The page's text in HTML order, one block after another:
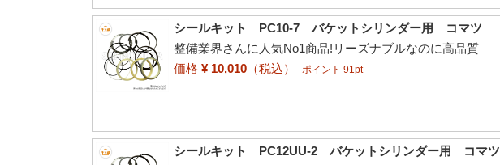
シールキット PC10-7 バケットシリンダー用 コマツ
整備業界さんに人気No1商品!リーズナブルなのに高品質
価格 ¥ 10,010 （税込） ポイント 91pt
シールキット PC12UU-2 バケットシリンダー用 コマツ